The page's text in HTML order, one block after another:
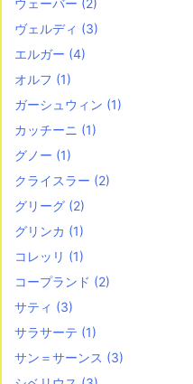
ウェーバー (2)
ヴェルディ (3)
エルガー (4)
オルフ (1)
ガーシュウィン (1)
カッチーニ (1)
グノー (1)
クライスラー (2)
グリーグ (2)
グリンカ (1)
コレッリ (1)
コープランド (2)
サティ (3)
サラサーテ (1)
サン＝サーンス (3)